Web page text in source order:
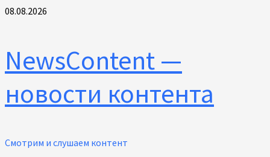
Перейти
08.08.2026
NewsContent —
новости контента
Смотрим и слушаем контент